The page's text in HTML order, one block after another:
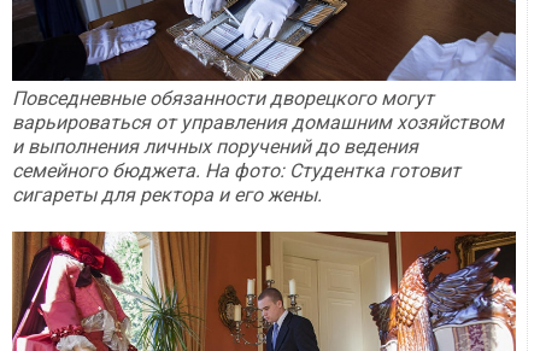
Повседневные обязанности дворецкого могут
варьироваться от управления домашним хозяйством
и выполнения личных поручений до ведения
семейного бюджета. На фото: Студентка готовит
сигареты для ректора и его жены.